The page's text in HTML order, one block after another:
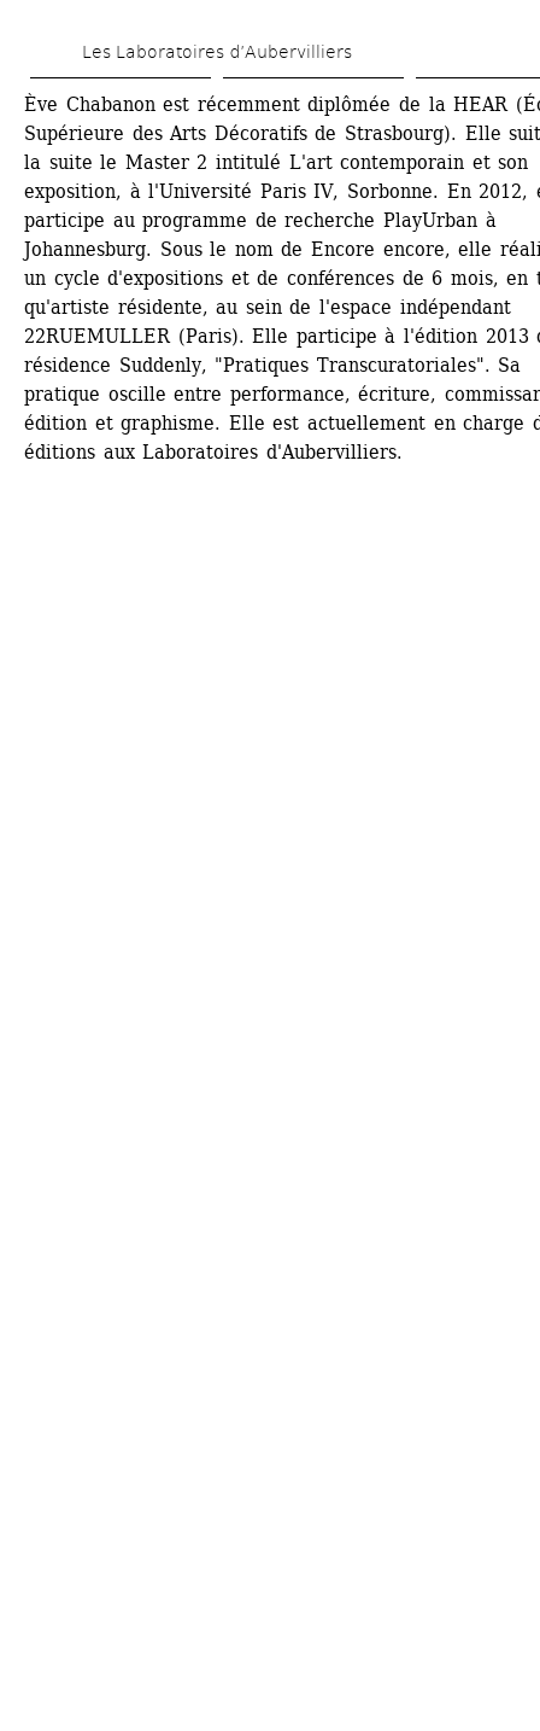
au
contenu
principal
Les Laboratoires d’Aubervilliers
Ève Chabanon est récemment diplômée de la HEAR
Supérieure des Arts Décoratifs de Strasbourg). Elle
la suite le Master 2 intitulé L'art contemporain et son
exposition, à l'Université Paris IV, Sorbonne. En 2012,
participe au programme de recherche PlayUrban à
Johannesburg. Sous le nom de Encore encore, elle
un cycle d'expositions et de conférences de 6 mois, en
qu'artiste résidente, au sein de l'espace indépendant
22RUEMULLER (Paris). Elle participe à l'édition 2013
résidence Suddenly, "Pratiques Transcuratoriales". Sa
pratique oscille entre performance, écriture,
édition et graphisme. Elle est actuellement en charge
éditions aux Laboratoires d'Aubervilliers.